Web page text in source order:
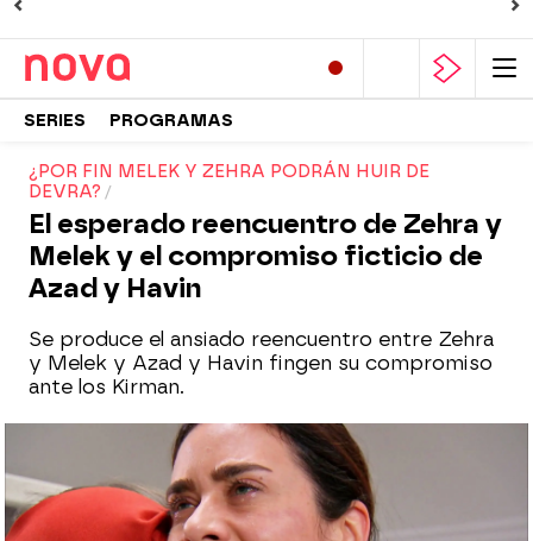
SERIES PROGRAMAS
¿POR FIN MELEK Y ZEHRA PODRÁN HUIR DE
DEVRA?
El esperado reencuentro de Zehra y
Melek y el compromiso ficticio de
Azad y Havin
Se produce el ansiado reencuentro entre Zehra
y Melek y Azad y Havin fingen su compromiso
ante los Kirman.